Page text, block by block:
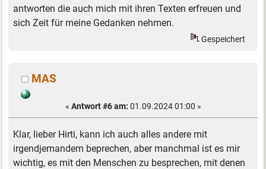
antworten die auch mich mit ihren Texten erfreuen und
sich Zeit für meine Gedanken nehmen.
Gespeichert
MAS
« Antwort #6 am: 01.09.2024 01:00 »
Klar, lieber Hirti, kann ich auch alles andere mit
irgendjemandem beprechen, aber manchmal ist es mir
wichtig, es mit den Menschen zu besprechen, mit denen